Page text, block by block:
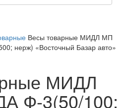
Весы товарные МИДЛ МП
нерж) «Восточный Базар авто»
МИДЛ
Ф-3(50/100;